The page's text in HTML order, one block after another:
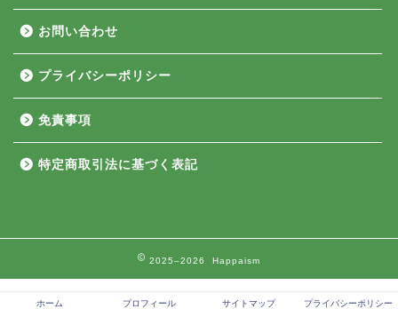
お問い合わせ
プライバシーポリシー
免責事項
特定商取引法に基づく表記
2025–2026 Happaism
ホーム プロフィール サイトマップ プライバシーポリシー